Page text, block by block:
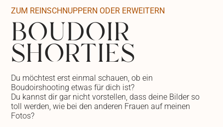
ZUM REINSCHNUPPERN ODER ERWEITERN
boudoir
shorties
Du möchtest erst einmal schauen, ob ein
Boudoirshooting etwas für dich ist?
Du kannst dir gar nicht vorstellen, dass deine Bilder so
toll werden, wie bei den anderen Frauen auf meinen
Fotos?